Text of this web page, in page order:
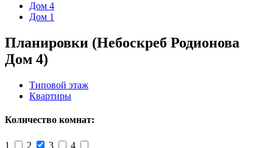
Дом 4
Дом 1
Планировки (Небоскреб Родионова
Дом 4)
Типовой этаж
Квартиры
Количество комнат:
1 2 3
4